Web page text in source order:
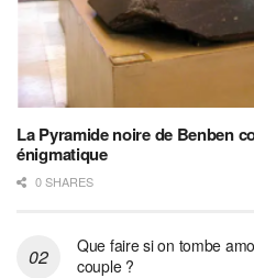
La Pyramide noire de Benben
énigmatique
0 SHARES
Que faire si on tombe
couple ?